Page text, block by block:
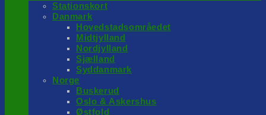
Stationskort
Danmark
Hovedstadsområedet
Midtjylland
Nordjylland
Sjælland
Syddanmark
Norge
Buskerud
Oslo & Askershus
Østfold